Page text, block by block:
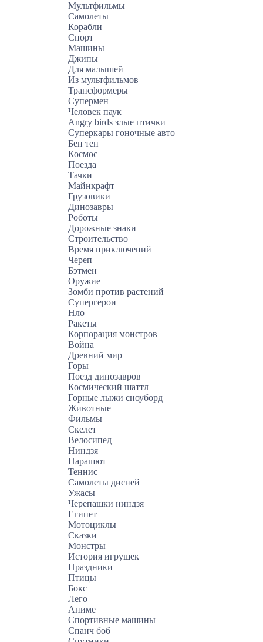
Мультфильмы
Самолеты
Корабли
Спорт
Машины
Джипы
Для малышей
Из мультфильмов
Трансформеры
Супермен
Человек паук
Angry birds злые птички
Суперкары гоночные авто
Бен тен
Космос
Поезда
Тачки
Майнкрафт
Грузовики
Динозавры
Роботы
Дорожные знаки
Строительство
Время приключений
Череп
Бэтмен
Оружие
Зомби против растений
Супергерои
Нло
Ракеты
Корпорация монстров
Война
Древний мир
Горы
Поезд динозавров
Космический шаттл
Горные лыжи сноуборд
Животные
Фильмы
Скелет
Велосипед
Ниндзя
Парашют
Теннис
Самолеты дисней
Ужасы
Черепашки ниндзя
Египет
Мотоциклы
Сказки
Монстры
История игрушек
Праздники
Птицы
Бокс
Лего
Аниме
Спортивные машины
Спанч боб